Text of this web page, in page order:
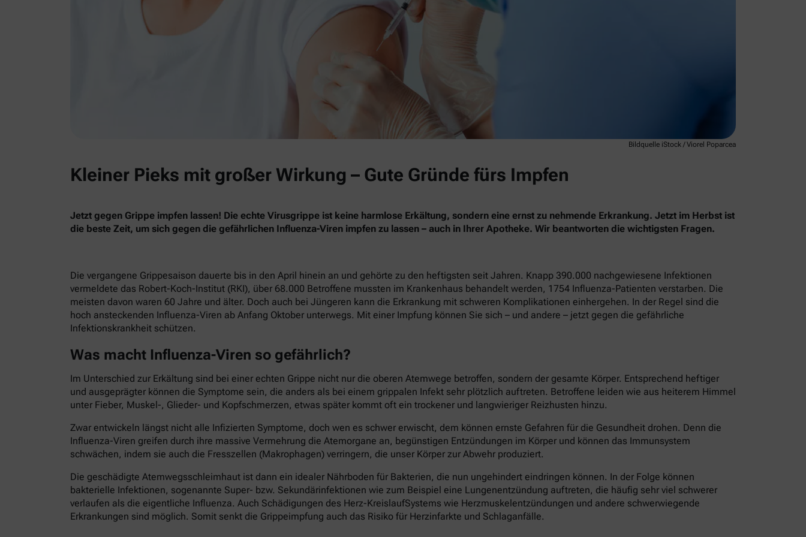
Bildquelle iStock / Viorel Poparcea
Kleiner Pieks mit großer Wirkung – Gute Gründe fürs Impfen
Jetzt gegen Grippe impfen lassen! Die echte Virusgrippe ist keine harmlose Erkältung, sondern eine ernst zu nehmende Erkrankung. Jetzt im Herbst ist
die beste Zeit, um sich gegen die gefährlichen Influenza-Viren impfen zu lassen – auch in Ihrer Apotheke. Wir beantworten die wichtigsten Fragen.
Die vergangene Grippesaison dauerte bis in den April hinein an und gehörte zu den heftigsten seit Jahren. Knapp 390.000 nachgewiesene Infektionen
vermeldete das Robert-Koch-Institut (RKI), über 68.000 Betroffene mussten im Krankenhaus behandelt werden, 1754 Influenza-Patienten verstarben. Die
meisten davon waren 60 Jahre und älter. Doch auch bei Jüngeren kann die Erkrankung mit schweren Komplikationen einhergehen. In der Regel sind die
hoch ansteckenden Influenza-Viren ab Anfang Oktober unterwegs. Mit einer Impfung können Sie sich – und andere – jetzt gegen die gefährliche
Infektionskrankheit schützen.
Was macht Influenza-Viren so gefährlich?
Im Unterschied zur Erkältung sind bei einer echten Grippe nicht nur die oberen Atemwege betroffen, sondern der gesamte Körper. Entsprechend heftiger
und ausgeprägter können die Symptome sein, die anders als bei einem grippalen Infekt sehr plötzlich auftreten. Betroffene leiden wie aus heiterem Himmel
unter Fieber, Muskel-, Glieder- und Kopfschmerzen, etwas später kommt oft ein trockener und langwieriger Reizhusten hinzu.
Zwar entwickeln längst nicht alle Infizierten Symptome, doch wen es schwer erwischt, dem können ernste Gefahren für die Gesundheit drohen. Denn die
Influenza-Viren greifen durch ihre massive Vermehrung die Atemorgane an, begünstigen Entzündungen im Körper und können das Immunsystem
schwächen, indem sie auch die Fresszellen (Makrophagen) verringern, die unser Körper zur Abwehr produziert.
Die geschädigte Atemwegsschleimhaut ist dann ein idealer Nährboden für Bakterien, die nun ungehindert eindringen können. In der Folge können
bakterielle Infektionen, sogenannte Super- bzw. Sekundärinfektionen wie zum Beispiel eine Lungenentzündung auftreten, die häufig sehr viel schwerer
verlaufen als die eigentliche Influenza. Auch Schädigungen des Herz-KreislaufSystems wie Herzmuskelentzündungen und andere schwerwiegende
Erkrankungen sind möglich. Somit senkt die Grippeimpfung auch das Risiko für Herzinfarkte und Schlaganfälle.